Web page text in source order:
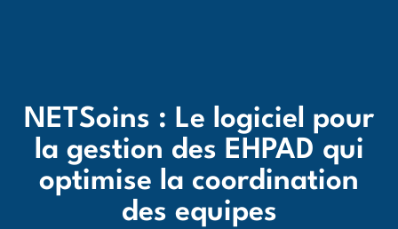
NETSoins : Le logiciel pour
la gestion des EHPAD qui
optimise la coordination
des equipes